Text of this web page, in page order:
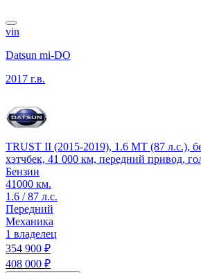
vin
Datsun mi-DO
2017 г.в.
TRUST II (2015-2019), 1.6 MT (87 л.с.),
хэтчбек, 41 000 км, передний привод,
Бензин
41000 км.
1.6 / 87 л.с.
Передний
Механика
1 владелец
354 900 ₽
408 000 ₽